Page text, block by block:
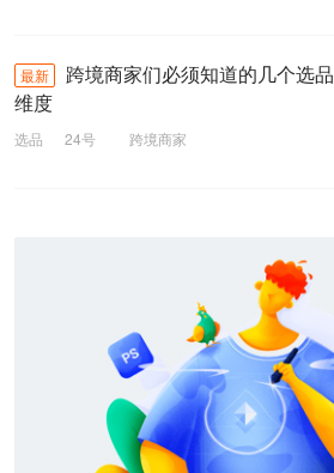
最新
跨境商家们必须知道的几个选品
维度
选品 24号 跨境商家